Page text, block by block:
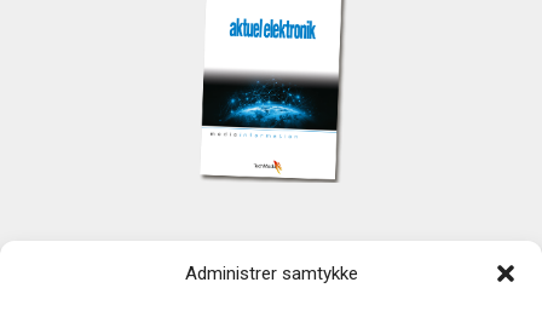
Administrer samtykke
TechMedia A/S